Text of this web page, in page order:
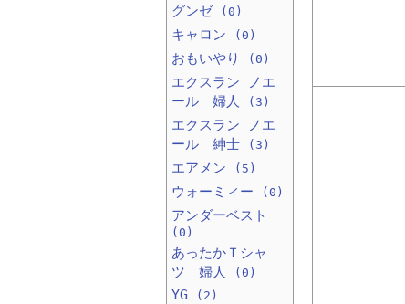
グンゼ (0)
キャロン (0)
おもいやり (0)
エクスラン ノエ
ール 婦人
(3)
エクスラン ノエ
ール 紳士
(3)
エアメン (5)
ウォーミィー (0)
アンダーベスト
(0)
あったかＴシャ
ツ 婦人
(0)
YG (2)